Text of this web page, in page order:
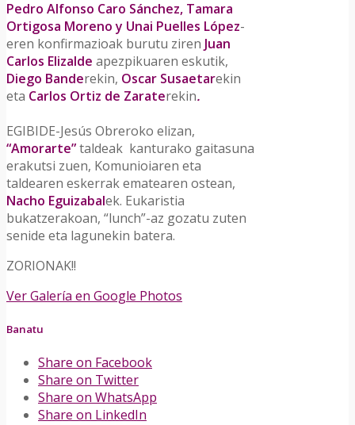
Pedro Alfonso Caro Sánchez, Tamara
Ortigosa Moreno y Unai Puelles López-
eren konfirmazioak burutu ziren Juan
Carlos Elizalde apezpikuaren eskutik,
Diego Banderekin, Oscar Susaetarekin
eta Carlos Ortiz de Zaraterekin.
EGIBIDE-Jesús Obreroko elizan,
“Amorarte”taldeak kanturako gaitasuna
erakutsi zuen, Komunioiaren eta
taldearen eskerrak ematearen ostean,
Nacho Eguizabalek. Eukaristia
bukatzerakoan, “lunch”-az gozatu zuten
senide eta lagunekin batera.
ZORIONAK!!
Ver Galería en Google Photos
Banatu
Share on Facebook
Share on Twitter
Share on WhatsApp
Share on LinkedIn